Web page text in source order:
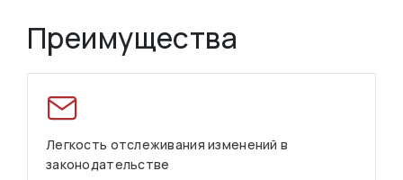
Преимущества
Легкость отслеживания изменений в
законодательстве